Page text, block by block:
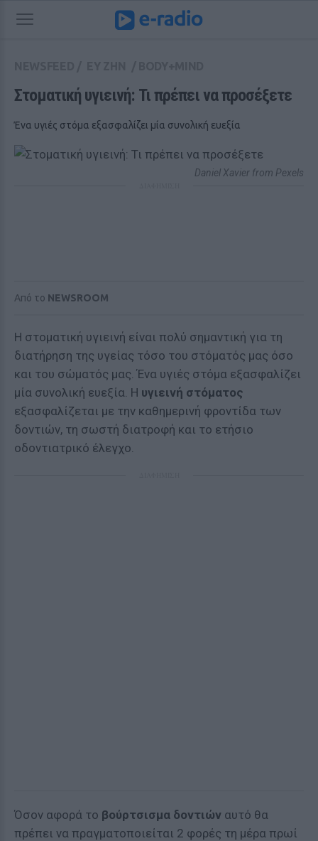
Στοματική υγιεινή: Τι πρέπει να προσέξετε
Ένα υγιές στόμα εξασφαλίζει μία συνολική ευεξία
Daniel Xavier from Pexels
Από το NEWSROOM
Η στοματική υγιεινή είναι πολύ σημαντική για τη
διατήρηση της υγείας τόσο του στόματός μας όσο
και του σώματός μας. Ένα υγιές στόμα εξασφαλίζει
μία συνολική ευεξία. Η υγιεινή στόματος
εξασφαλίζεται με την καθημερινή φροντίδα των
δοντιών, τη σωστή διατροφή και το ετήσιο
οδοντιατρικό έλεγχο.
Όσον αφορά το βούρτσισμα δοντιών αυτό θα
πρέπει να πραγματοποιείται 2 φορές τη μέρα πρωί